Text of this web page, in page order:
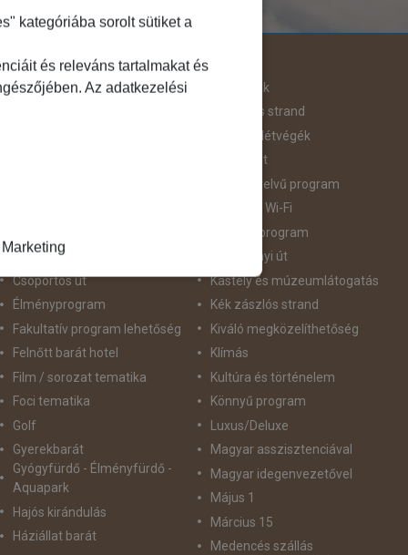
Útjellemző
Adventi út
Csillagtúra
Csoportos út
Élményprogram
Fakultatív program lehetőség
Felnőtt barát hotel
Film / sorozat tematika
Foci tematika
Golf
Gyerekbarát
Gyógyfürdő - Élményfürdő -
Aquapark
Hajós kirándulás
Háziállat barát
Hegyvidék
Homokos strand
Hosszú Hétvégék
Húsvéti út
idegennyelvű program
Ingyenes Wi-Fi
Intenzív program
Karácsonyi út
Kastély és múzeumlátogatás
Kék zászlós strand
Kiváló megközelíthetőség
Klímás
Kultúra és történelem
Könnyű program
Luxus/Deluxe
Magyar asszisztenciával
Magyar idegenvezetővel
Május 1
Március 15
Medencés szállás
kategóriába sorolt sütiket a
és releváns tartalmakat és
Az adatkezelési
Marketing